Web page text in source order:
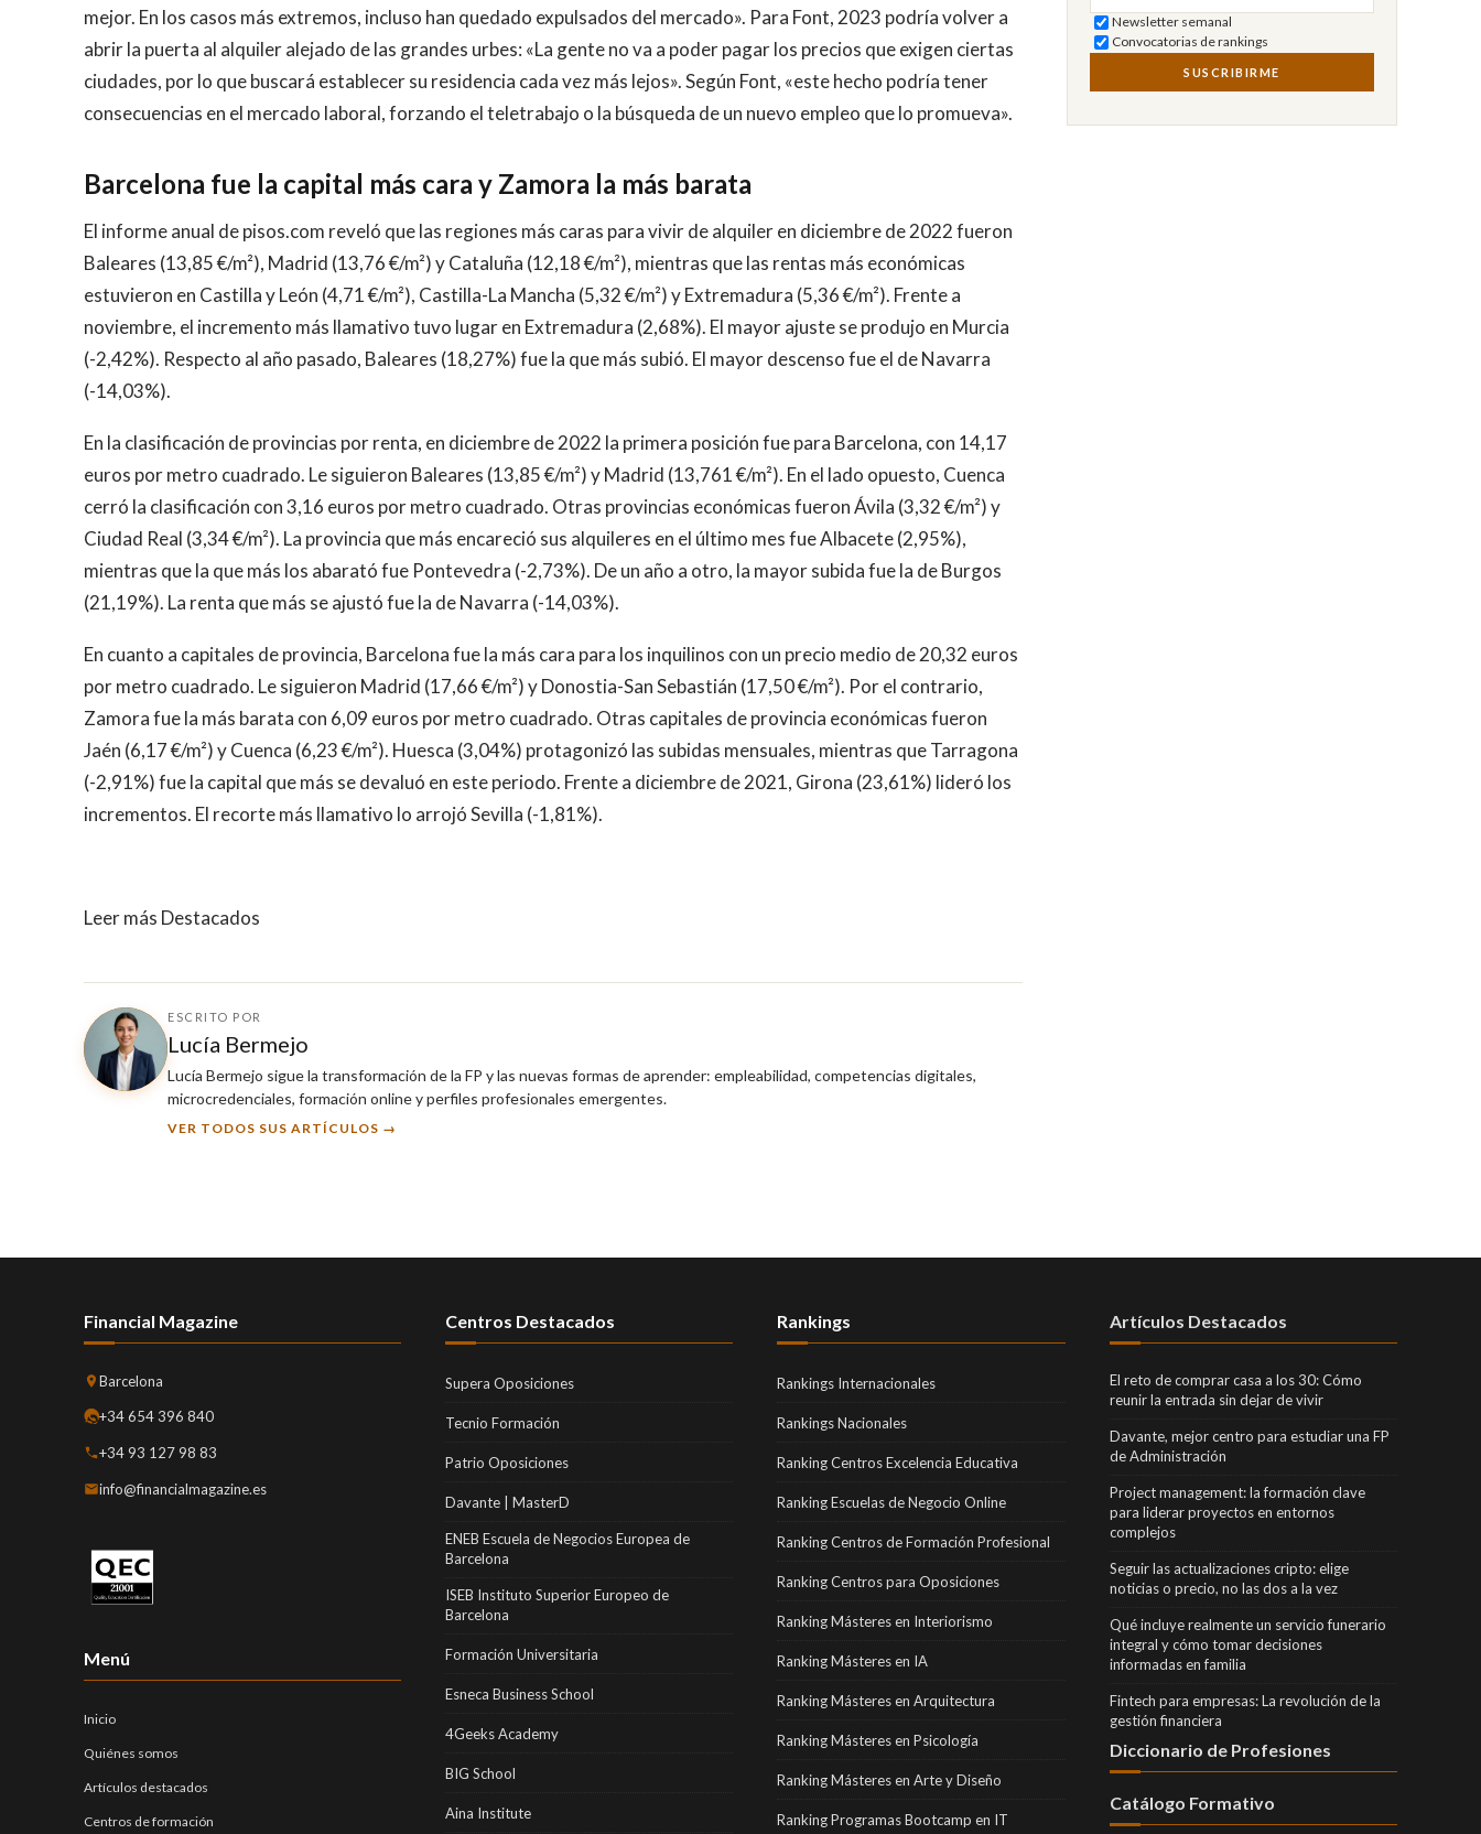
mejor. En los casos más extremos, incluso han quedado expulsados del mercado». Para Font, 2023 podría volver a
abrir la puerta al alquiler alejado de las grandes urbes: «La gente no va a poder pagar los precios que exigen ciertas
ciudades, por lo que buscará establecer su residencia cada vez más lejos». Según Font, «este hecho podría tener
consecuencias en el mercado laboral, forzando el teletrabajo o la búsqueda de un nuevo empleo que lo promueva».
Barcelona fue la capital más cara y Zamora la más barata
El informe anual de pisos.com reveló que las regiones más caras para vivir de alquiler en diciembre de 2022 fueron
Baleares (13,85 €/m²), Madrid (13,76 €/m²) y Cataluña (12,18 €/m²), mientras que las rentas más económicas
estuvieron en Castilla y León (4,71 €/m²), Castilla-La Mancha (5,32 €/m²) y Extremadura (5,36 €/m²). Frente a
noviembre, el incremento más llamativo tuvo lugar en Extremadura (2,68%). El mayor ajuste se produjo en Murcia
(-2,42%). Respecto al año pasado, Baleares (18,27%) fue la que más subió. El mayor descenso fue el de Navarra
(-14,03%).
En la clasificación de provincias por renta, en diciembre de 2022 la primera posición fue para Barcelona, con 14,17
euros por metro cuadrado. Le siguieron Baleares (13,85 €/m²) y Madrid (13,761 €/m²). En el lado opuesto, Cuenca
cerró la clasificación con 3,16 euros por metro cuadrado. Otras provincias económicas fueron Ávila (3,32 €/m²) y
Ciudad Real (3,34 €/m²). La provincia que más encareció sus alquileres en el último mes fue Albacete (2,95%),
mientras que la que más los abarató fue Pontevedra (-2,73%). De un año a otro, la mayor subida fue la de Burgos
(21,19%). La renta que más se ajustó fue la de Navarra (-14,03%).
En cuanto a capitales de provincia, Barcelona fue la más cara para los inquilinos con un precio medio de 20,32 euros
por metro cuadrado. Le siguieron Madrid (17,66 €/m²) y Donostia-San Sebastián (17,50 €/m²). Por el contrario,
Zamora fue la más barata con 6,09 euros por metro cuadrado. Otras capitales de provincia económicas fueron
Jaén (6,17 €/m²) y Cuenca (6,23 €/m²). Huesca (3,04%) protagonizó las subidas mensuales, mientras que Tarragona
(-2,91%) fue la capital que más se devaluó en este periodo. Frente a diciembre de 2021, Girona (23,61%) lideró los
incrementos. El recorte más llamativo lo arrojó Sevilla (-1,81%).
Leer más Destacados
ESCRITO POR
Lucía Bermejo
Lucía Bermejo sigue la transformación de la FP y las nuevas formas de aprender: empleabilidad, competencias digitales,
microcredenciales, formación online y perfiles profesionales emergentes.
VER TODOS SUS ARTÍCULOS →
Newsletter semanal
Convocatorias de rankings
SUSCRIBIRME
Financial Magazine
Barcelona
+34 654 396 840
+34 93 127 98 83
info@financialmagazine.es
Menú
Inicio
Quiénes somos
Artículos destacados
Centros de formación
Centros Destacados
Supera Oposiciones
Tecnio Formación
Patrio Oposiciones
Davante | MasterD
ENEB Escuela de Negocios Europea de
Barcelona
ISEB Instituto Superior Europeo de
Barcelona
Formación Universitaria
Esneca Business School
4Geeks Academy
BIG School
Aina Institute
Rankings
Rankings Internacionales
Rankings Nacionales
Ranking Centros Excelencia Educativa
Ranking Escuelas de Negocio Online
Ranking Centros de Formación Profesional
Ranking Centros para Oposiciones
Ranking Másteres en Interiorismo
Ranking Másteres en IA
Ranking Másteres en Arquitectura
Ranking Másteres en Psicología
Ranking Másteres en Arte y Diseño
Ranking Programas Bootcamp en IT
Artículos Destacados
El reto de comprar casa a los 30: Cómo
reunir la entrada sin dejar de vivir
Davante, mejor centro para estudiar una FP
de Administración
Project management: la formación clave
para liderar proyectos en entornos
complejos
Seguir las actualizaciones cripto: elige
noticias o precio, no las dos a la vez
Qué incluye realmente un servicio funerario
integral y cómo tomar decisiones
informadas en familia
Fintech para empresas: La revolución de la
gestión financiera
Diccionario de Profesiones
Catálogo Formativo